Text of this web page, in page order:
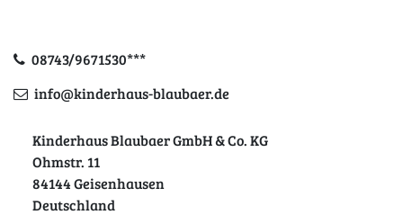
08743/9671530***
info@kinderhaus-blaubaer.de
Kinderhaus Blaubaer GmbH & Co. KG
Ohmstr. 11
84144 Geisenhausen
Deutschland